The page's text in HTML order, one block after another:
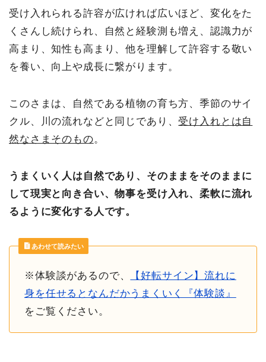
受け入れられる許容が広ければ広いほど、変化をた
くさんし続けられ、自然と経験測も増え、認識力が
高まり、知性も高まり、他を理解して許容する敬い
を養い、向上や成長に繋がります。
このさまは、自然である植物の育ち方、季節のサイ
クル、川の流れなどと同じであり、 受け入れとは自
然なさまそのもの。
うまくいく人は自然であり、そのままをそのままに
して現実と向き合い、物事を受け入れ、柔軟に流れ
るように変化する人です。
あわせて読みたい
※体験談があるので、
【好転サイン】流れに
身を任せるとなんだかうまくいく『体験談』
をご覧ください。